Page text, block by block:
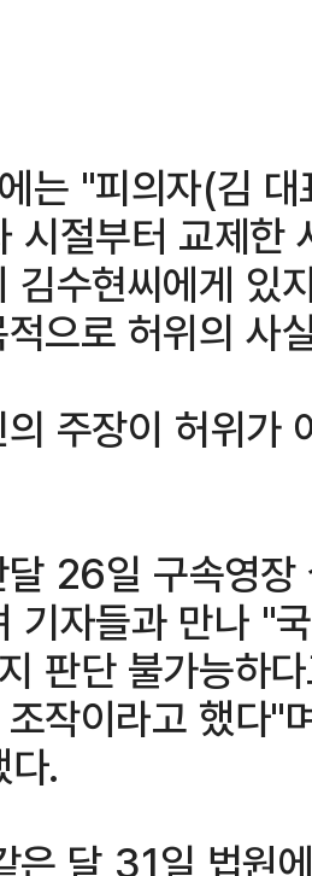
는 "피의자(김
시절부터 교제한
김수현씨에게 있
으로 허위의 사
주장이 허위가
26일 구속영
기자들과 만나 "
판단 불가능하
작이라고 했다"
.
은 달 31일 법원